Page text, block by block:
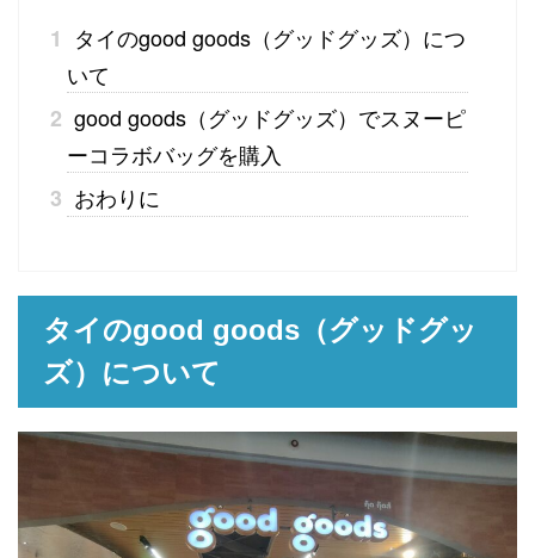
1 タイのgood goods（グッドグッズ）につ
いて
2 good goods（グッドグッズ）でスヌーピ
ーコラボバッグを購入
3 おわりに
タイのgood goods（グッドグッ
ズ）について